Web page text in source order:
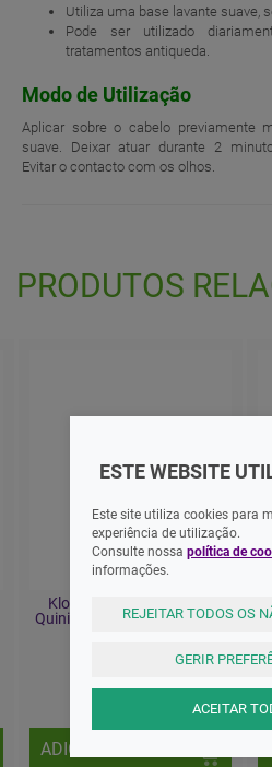
Utiliza uma base lavante suave,
Pode ser utilizado
tratamentos antiqueda.
Modo de Utilização
Aplicar sobre o cabelo previamente
suave. Deixar atuar durante 2
Evitar o contacto com os olhos.
PRODUTOS
Klorane Capilar Champo
Quinina Bio400+ 50% 2Unid.
27,95 EUR
ADICIONAR
ESTE WEBSITE
Este site utiliza cookies para
experiência de utilização.
Consulte nossa política de
informações.
REJEITAR TODOS OS
GERIR
ACEITAR